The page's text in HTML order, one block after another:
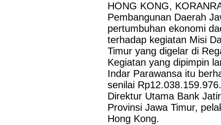
HONG KONG,
Pembangunan Daerah
pertumbuhan ekonomi
terhadap kegiatan Misi
Timur yang digelar di
Kegiatan yang dipimpin
Indar Parawansa itu
senilai
Direktur Utama Bank
Provinsi Jawa Timur,
Hong Kong.